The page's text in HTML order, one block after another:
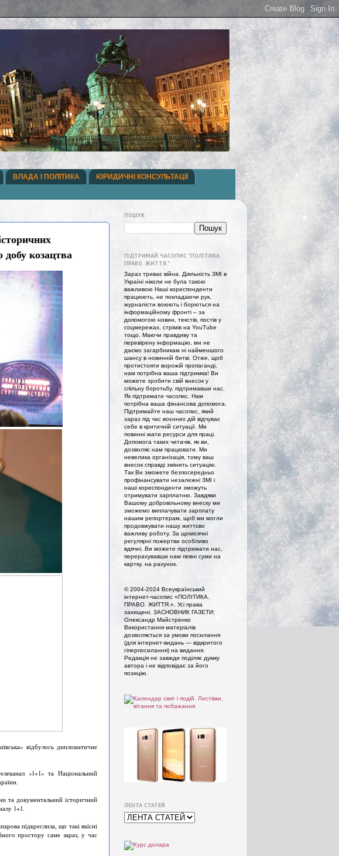
ВЛАДА І ПОЛІТИКА
ЮРИДИЧНІ КОНСУЛЬТАЦІЇ
козацтва
відбулось дипломатичне
«1+1» та Національний
та документальний історичний
1+1.
підкреслила, що такі якісні
простору саме зараз, у час
ПОШУК
ПІДТРИМАЙ ЧАСОПИС "ПОЛІТИКА.
ПРАВО. ЖИТТЯ."
Зараз триває війна. Діяльність ЗМІ в
Україні ніколи не була такою
важливою Наші кореспонденти
працюють, не покладаючи рук,
журналісти воюють і борються на
інформаційному фронті – за
допомогою новин, текстів, постів у
соцмережах, стрімів на YouTube
тощо. Маючи правдиву та
перевірену інформацію, ми не
даємо загарбникам ні найменшого
шансу в новинній битві. Отже, щоб
протистояти ворожій пропаганді,
нам потрібна ваша підтримка! Ви
можете зробити свій внесок у
спільну боротьбу, підтримавши нас.
Як підтримати часопис. Нам
потрібна ваша фінансова допомога.
Підтримайте наш часопис, який
зараз під час воєнних дій відчуває
себе в критичній ситуації. Ми
повинні мати ресурси для праці.
Допомога таких читачів, як ви,
дозволяє нам працювати. Ми
невелика організація, тому ваш
внесок справді змінить ситуацію.
Так Ви зможете безпосередньо
профінансувати незалежні ЗМІ і
наші кореспонденти зможуть
отримувати зарплатню. Завдяки
Вашому добровільному внеску ми
зможемо виплачувати зарплату
нашим репортерам, щоб ми могли
продовжувати нашу життєво
важливу роботу. За щомісячні
регулярні пожертви особливо
вдячні. Ви можете підтримати нас,
перерахувавши нам певні суми на
картку, на рахунок.
© 2004-2024 Всеукраїнський
інтернет-часопис «ПОЛІТИКА.
ПРАВО. ЖИТТЯ.». Усi права
захищенi. ЗАСНОВНИК ГАЗЕТИ:
Олександр Майстренко
Використання матеріалів
дозволяється за умови посилання
(для інтернет-видань — відкритого
гіперпосилання) на видання.
Редакція не завжди поділяє думку
автора і не відповідає за його
позицію.
ЛЕНТА СТАТЕЙ